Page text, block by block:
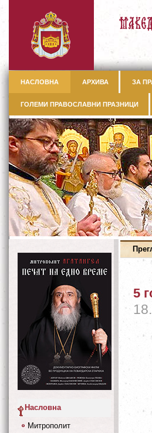
НАСЛОВНА АРХИВА ЗА
ГОЛЕМИ ПРАВОСЛАВНИ ПРАЗНИЦИ
5
Насловна
Митрополит